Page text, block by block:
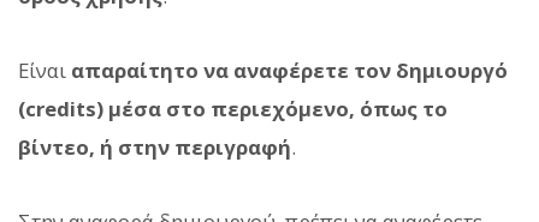
Είναι απαραίτητο να αναφέρετε τον δημιουργό
(credits) μέσα στο περιεχόμενο, όπως το
βίντεο, ή στην περιγραφή.